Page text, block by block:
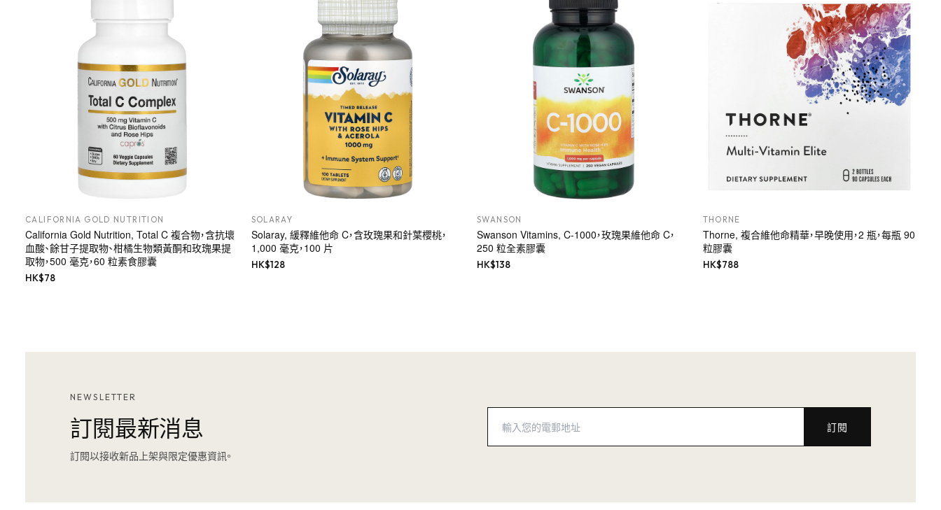
CALIFORNIA GOLD NUTRITION
California Gold Nutrition, Total C 複合物，含抗壞
血酸、餘甘子提取物、柑橘生物類黃酮和玫瑰果提
取物，500 毫克，60 粒素食膠囊
HK$78
SOLARAY
Solaray, 緩釋維他命 C，含玫瑰果和針葉櫻桃，
1,000 毫克，100 片
HK$128
SWANSON
Swanson Vitamins, C-1000，玫瑰果維他命 C，
250 粒全素膠囊
HK$138
THORNE
Thorne, 複合維他命精華，早晚使用，2 瓶，每瓶 90
粒膠囊
HK$788
NEWSLETTER
訂閱最新消息
訂閱以接收新品上架與限定優惠資訊。
訂閱